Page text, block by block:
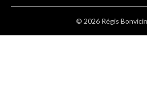
© 2026 Régis